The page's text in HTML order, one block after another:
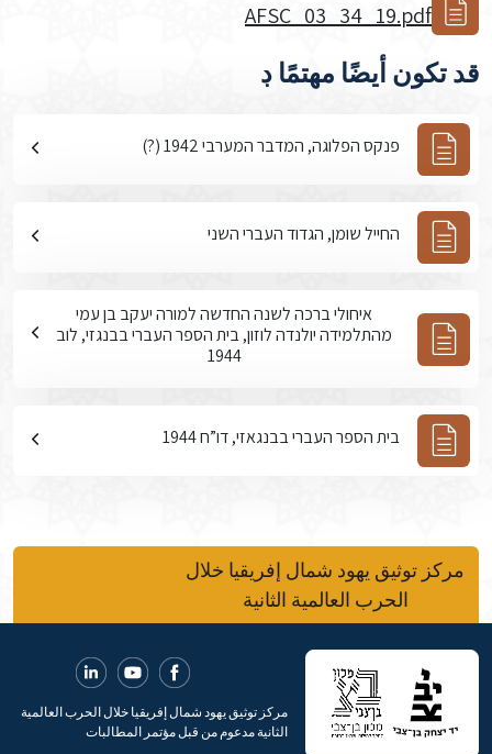
AFSC_03_34_19.pdf
قد تكون أيضًا مهتمًا ڊ
פנקס הפלוגה, המדבר המערבי 1942 (?)
החייל שומן, הגדוד העברי השני
איחולי ברכה לשנה החדשה למורה יעקב בן עמי
מהתלמידה יולנדה לוזון, בית הספר העברי בבנגזי, לוב
1944
בית הספר העברי בבנגאזי, דו”ח 1944
مركز توثيق يهود شمال إفريقيا خلال
الحرب العالمية الثانية
مركز توثيق يهود شمال إفريقيا خلال الحرب العالمية
الثانية مدعوم من قبل مؤتمر المطالبات